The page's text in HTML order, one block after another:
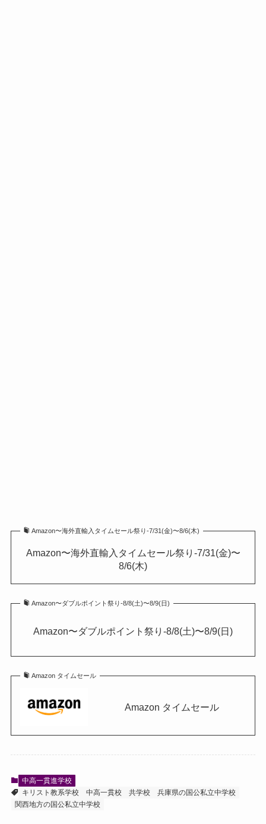
Amazon〜海外直輸入タイムセール祭り-7/31(金)〜8/6(木)
Amazon〜海外直輸入タイムセール祭り-7/31(金)〜
8/6(木)
Amazon〜ダブルポイント祭り-8/8(土)〜8/9(日)
Amazon〜ダブルポイント祭り-8/8(土)〜8/9(日)
Amazon タイムセール
Amazon タイムセール
中高一貫進学校
キリスト教系学校
中高一貫校 共学校
兵庫県の国公私立中学校
関西地方の国公私立中学校